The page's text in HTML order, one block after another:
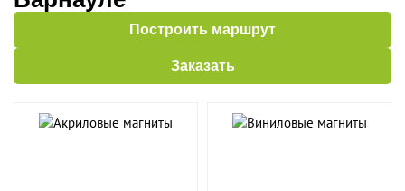
Построить маршрут
Заказать